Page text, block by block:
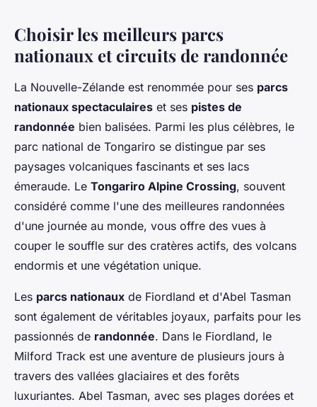
Choisir les meilleurs parcs
nationaux et circuits de randonnée
La Nouvelle-Zélande est renommée pour ses parcs
nationaux spectaculaires et ses pistes de
randonnée bien balisées. Parmi les plus célèbres, le
parc national de Tongariro se distingue par ses
paysages volcaniques fascinants et ses lacs
émeraude. Le Tongariro Alpine Crossing, souvent
considéré comme l'une des meilleures randonnées
d'une journée au monde, vous offre des vues à
couper le souffle sur des cratères actifs, des volcans
endormis et une végétation unique.
Les parcs nationaux de Fiordland et d'Abel Tasman
sont également de véritables joyaux, parfaits pour les
passionnés de randonnée. Dans le Fiordland, le
Milford Track est une aventure de plusieurs jours à
travers des vallées glaciaires et des forêts
luxuriantes. Abel Tasman, avec ses plages dorées et